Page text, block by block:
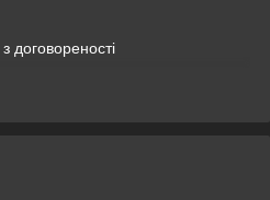
договореності